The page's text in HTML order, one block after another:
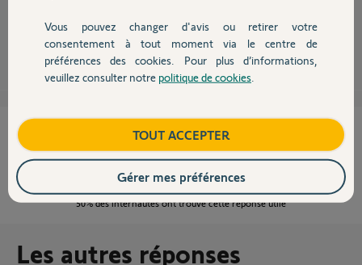
Devis avec un pro
Contact
Anonyme il y a plus de 9 ans
Cette réponse vous a-t-elle aidé ?
50%des internautes ont trouvé cette réponse utile
Les autres réponses
Vous pouvez changer d'avis ou retirer votre
consentement à tout moment via le centre de
préférences des cookies. Pour plus d’informations,
veuillez consulter notre politique de cookies
TOUT ACCEPTER
Gérer mes préférences